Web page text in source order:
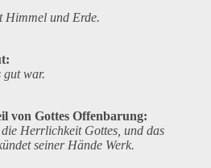
Himmel und Erde.
gut war.
von Gottes Offenbarung:
Herrlichkeit Gottes, und das
seiner Hände Werk.